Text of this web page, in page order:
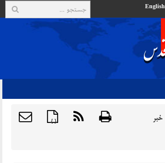
English
{ }
خبر